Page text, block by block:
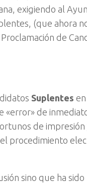
exigiendo al
(que ahora
de
Suplentes
de
de
procedimiento
sino que ha